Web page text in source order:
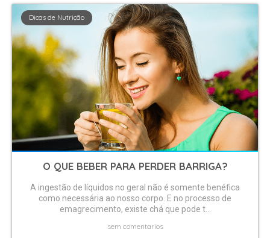
Dicas de Nutrição
O QUE BEBER PARA PERDER BARRIGA?
A ingestão de líquidos no geral não é somente benéfica
como necessária ao nosso corpo. E no processo de
emagrecimento, existe chá que pode t...
sem comentarios